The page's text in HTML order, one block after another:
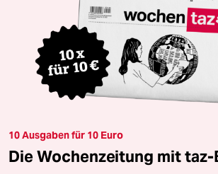
10 Ausgaben für 10 Euro
Die Wochenzeitung mit